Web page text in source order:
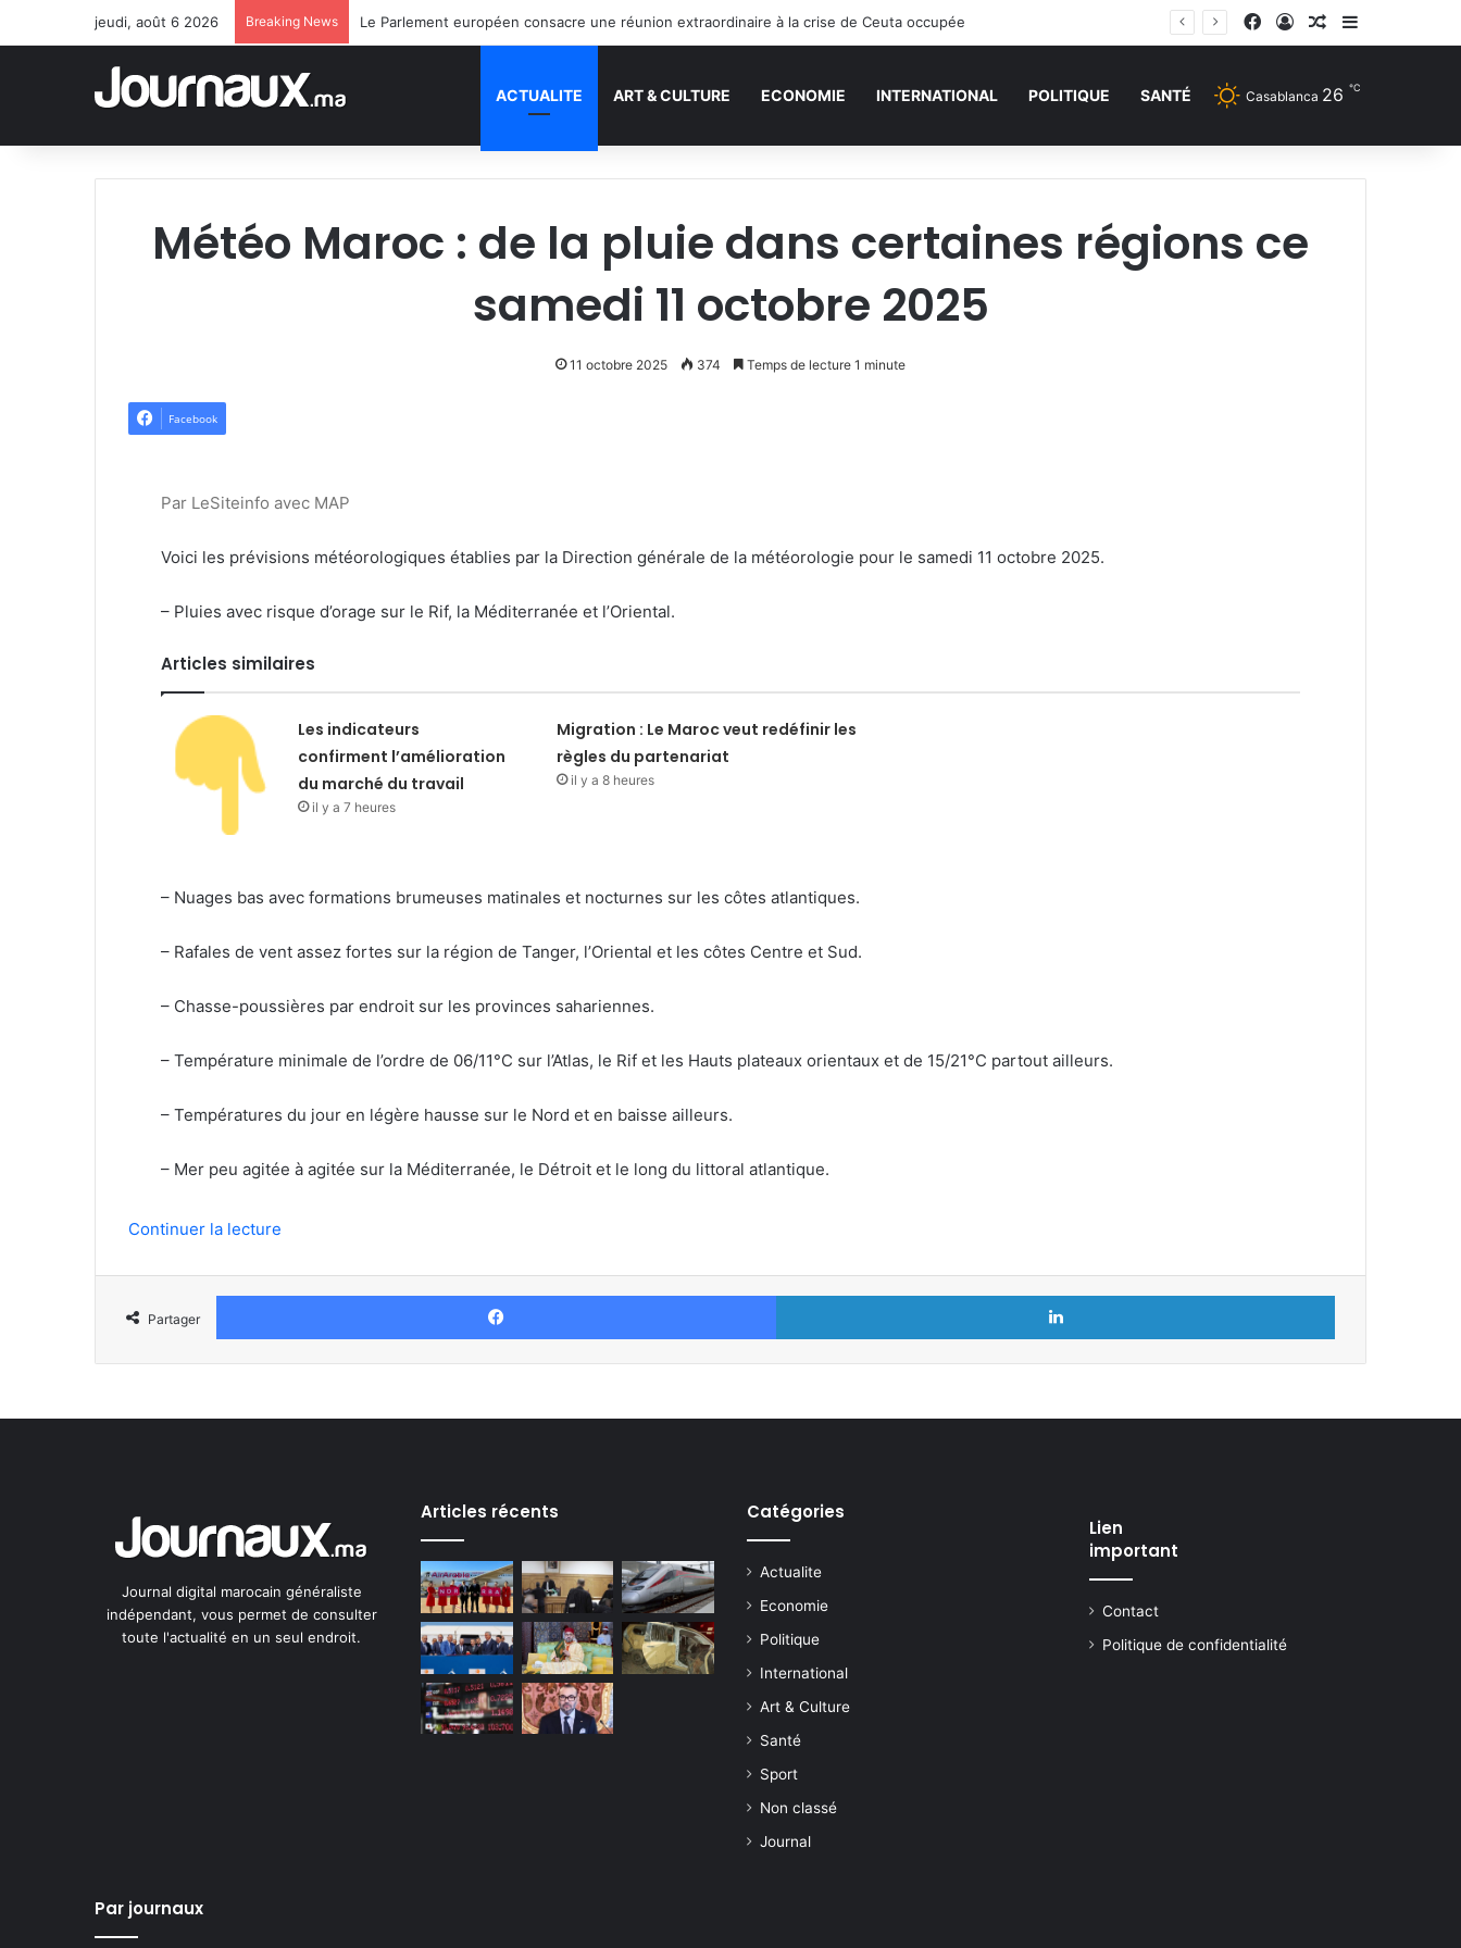
jeudi, août 6 2026 Breaking News Le Parlement européen consacre une réunion extraordinaire à la crise de Ceuta occupée Facebook
Connexion
Article Aléatoire
Sidebar
ACTUALITE ART & CULTURE ECONOMIE INTERNATIONAL POLITIQUE SANTÉ Casablanca 26 ℃
Météo Maroc : de la pluie dans certaines régions ce
samedi 11 octobre 2025
11 octobre 2025 374 Temps de lecture 1 minute
Facebook
Par LeSiteinfo avec MAP
Voici les prévisions météorologiques établies par la Direction générale de la météorologie pour le samedi 11 octobre 2025.
– Pluies avec risque d’orage sur le Rif, la Méditerranée et l’Oriental.
Articles similaires
Les indicateurs
confirment l’amélioration
du marché du travail
il y a 7 heures
Migration : Le Maroc veut redéfinir les
règles du partenariat
il y a 8 heures
– Nuages bas avec formations brumeuses matinales et nocturnes sur les côtes atlantiques.
– Rafales de vent assez fortes sur la région de Tanger, l’Oriental et les côtes Centre et Sud.
– Chasse-poussières par endroit sur les provinces sahariennes.
– Température minimale de l’ordre de 06/11°C sur l’Atlas, le Rif et les Hauts plateaux orientaux et de 15/21°C partout ailleurs.
– Températures du jour en légère hausse sur le Nord et en baisse ailleurs.
– Mer peu agitée à agitée sur la Méditerranée, le Détroit et le long du littoral atlantique.
Continuer la lecture
Partager
Facebook Linkedin
Journal digital marocain généraliste
indépendant, vous permet de consulter
toute l'actualité en un seul endroit.
Articles récents Catégories
Actualite
Economie
Politique
International
Art & Culture
Santé
Sport
Non classé
Journal
Lien
important
Contact
Politique de confidentialité
Par journaux